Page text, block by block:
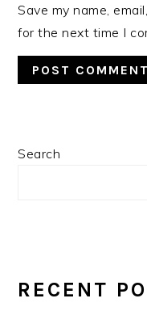
Save my name,
for the next time I
PRIMARY
Search
RECENT